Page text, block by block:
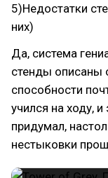
5)Недостатки
них)
Да, система
стенды описаны
способности
учился на ходу,
придумал,
нестыковки